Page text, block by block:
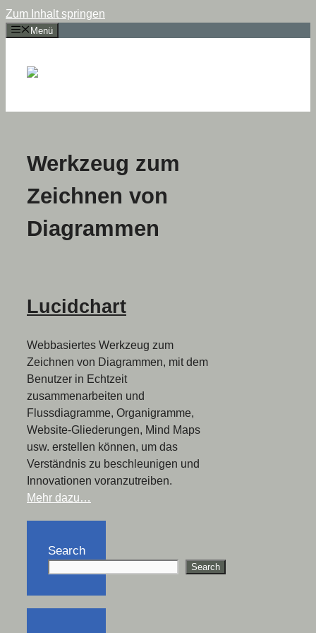
Zum Inhalt springen
Menü
Werkzeug zum
Zeichnen von
Diagrammen
Lucidchart
Webbasiertes Werkzeug zum
Zeichnen von Diagrammen, mit dem
Benutzer in Echtzeit
zusammenarbeiten und
Flussdiagramme, Organigramme,
Website-Gliederungen, Mind Maps
usw. erstellen können, um das
Verständnis zu beschleunigen und
Innovationen voranzutreiben.
Mehr dazu…
Search
Search